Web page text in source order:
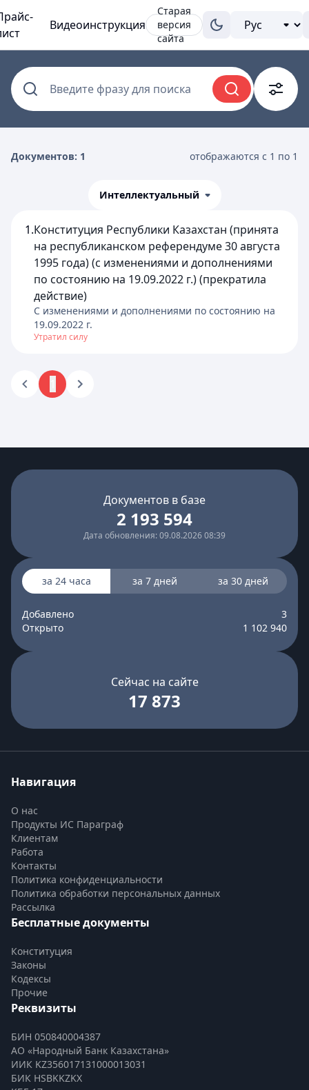
Видеоинструкция
Старая
версия
сайта
Введите фразу для поиска
Документов: 1 отображаются с 1 по 1
Интеллектуальный
1.Конституция Республики Казахстан (принята
на республиканском референдуме 30 августа
1995 года) (с изменениями и дополнениями
по состоянию на 19.09.2022 г.) (прекратила
действие)
C изменениями и дополнениями по состоянию на
19.09.2022 г.
Утратил силу
Документов в базе
2 193 594
Дата обновления: 09.08.2026 08:39
за 24 часа за 7 дней за 30 дней
Добавлено
3
Открыто
1 102 940
Сейчас на сайте
17 873
Навигация
О нас
Продукты ИС Параграф
Клиентам
Работа
Контакты
Политика конфиденциальности
Политика обработки персональных данных
Рассылка
Бесплатные документы
Конституция
Законы
Кодексы
Прочие
Реквизиты
БИН 050840004387
АО «Народный Банк Казахстана»
ИИК KZ356017131000013031
БИК HSBKKZKX